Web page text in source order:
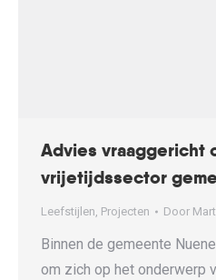
Advies vraaggericht
vrijetijdssector
Leefstijlen, Projecten Door
Binnen de gemeente
om zich op het onderwerp